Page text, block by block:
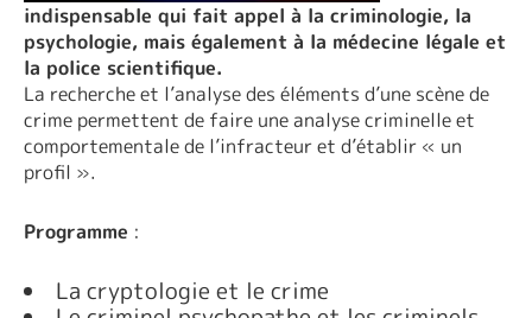
indispensable qui fait appel à la criminologie, la
psychologie, mais également à la médecine légale et
la police scientifique.
La recherche et l’analyse des éléments d’une scène de
crime permettent de faire une analyse criminelle et
comportementale de l’infracteur et d’établir « un
profil ».
Programme :
La cryptologie et le crime